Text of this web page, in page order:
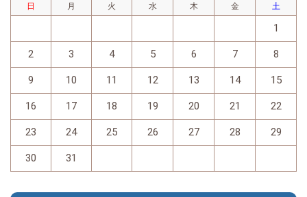
日 月 火 水 木 金 土
1
2 3 4 5 6 7 8
9 10 11 12 13 14 15
16 17 18 19 20 21 22
23 24 25 26 27 28 29
30 31